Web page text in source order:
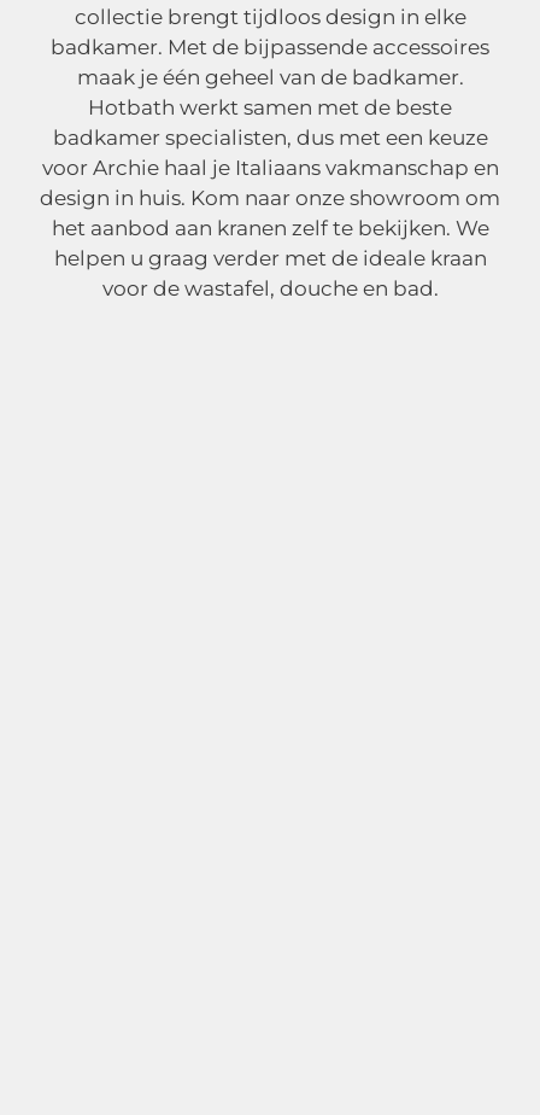
collectie brengt tijdloos design in elke
badkamer. Met de bijpassende accessoires
maak je één geheel van de badkamer.
Hotbath werkt samen met de beste
badkamer specialisten, dus met een keuze
voor Archie haal je Italiaans vakmanschap en
design in huis. Kom naar onze showroom om
het aanbod aan kranen zelf te bekijken. We
helpen u graag verder met de ideale kraan
voor de wastafel, douche en bad.